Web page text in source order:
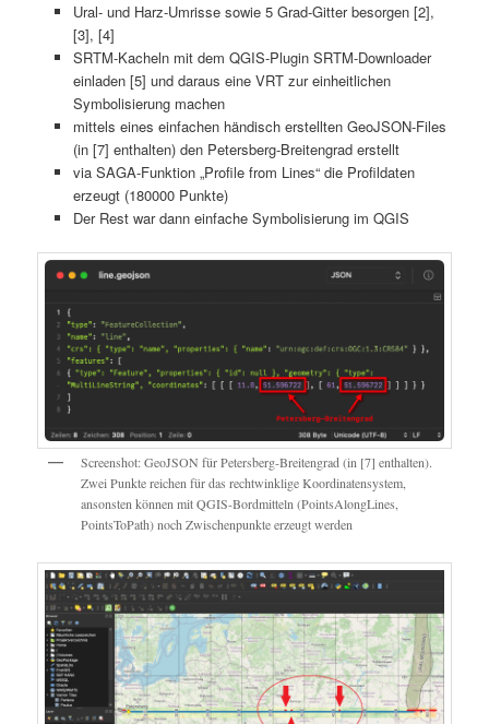
Ural- und Harz-Umrisse sowie 5 Grad-Gitter besorgen [2],
[3], [4]
SRTM-Kacheln mit dem QGIS-Plugin SRTM-Downloader
einladen [5] und daraus eine VRT zur einheitlichen
Symbolisierung machen
mittels eines einfachen händisch erstellten GeoJSON-Files
(in [7] enthalten) den Petersberg-Breitengrad erstellt
via SAGA-Funktion „Profile from Lines“ die Profildaten
erzeugt (180000 Punkte)
Der Rest war dann einfache Symbolisierung im QGIS
Screenshot: GeoJSON für Petersberg-Breitengrad (in [7] enthalten).
Zwei Punkte reichen für das rechtwinklige Koordinatensystem,
ansonsten können mit QGIS-Bordmitteln (PointsAlongLines,
PointsToPath) noch Zwischenpunkte erzeugt werden